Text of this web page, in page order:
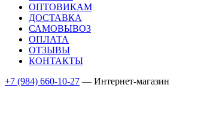
ОПТОВИКАМ
ДОСТАВКА
САМОВЫВОЗ
ОПЛАТА
ОТЗЫВЫ
КОНТАКТЫ
+7 (984) 660-10-27 — Интернет-магазин